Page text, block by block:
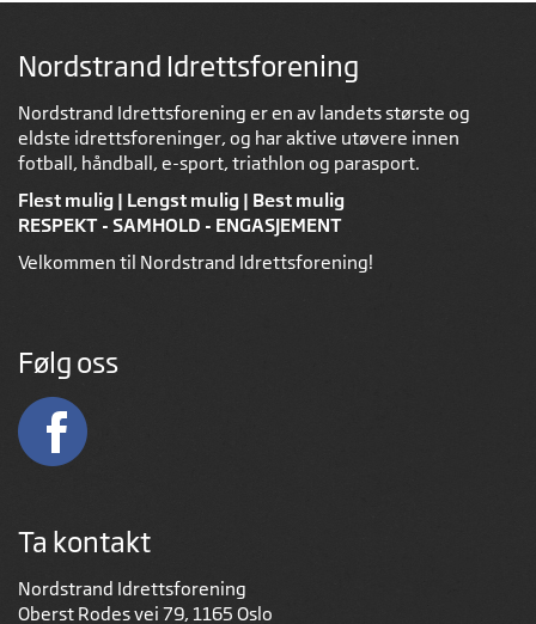
Nordstrand Idrettsforening
Nordstrand Idrettsforening er en av landets største og
eldste idrettsforeninger, og har aktive utøvere innen
fotball, håndball, e-sport, triathlon og parasport.
Flest mulig | Lengst mulig | Best mulig
RESPEKT - SAMHOLD - ENGASJEMENT
Velkommen til Nordstrand Idrettsforening!
Følg oss
Ta kontakt
Nordstrand Idrettsforening
Oberst Rodes vei 79, 1165 Oslo